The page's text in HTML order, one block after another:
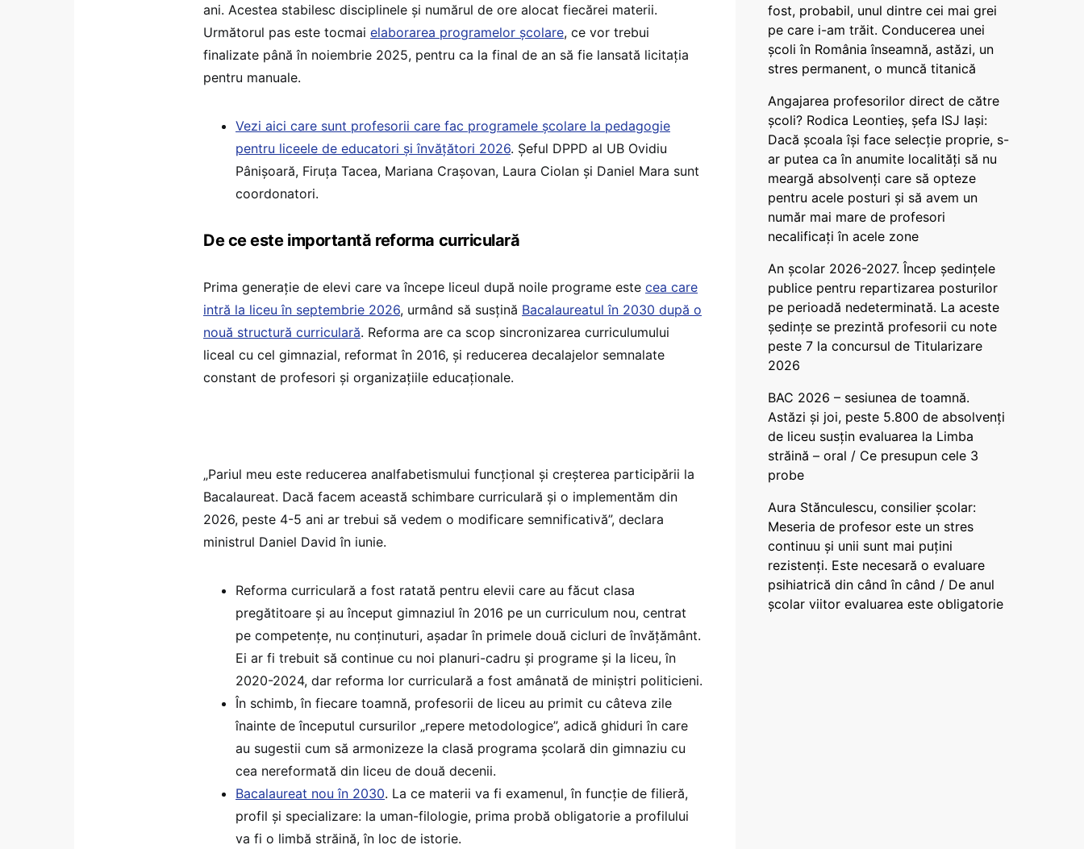
ani. Acestea stabilesc disciplinele și numărul de ore alocat fiecărei materii.
Următorul pas este tocmai elaborarea programelor școlare, ce vor trebui
finalizate până în noiembrie 2025, pentru ca la final de an să fie lansată licitația
pentru manuale.
Vezi aici care sunt profesorii care fac programele școlare la pedagogie
pentru liceele de educatori și învățători 2026. Șeful DPPD al UB Ovidiu
Pânișoară, Firuța Tacea, Mariana Crașovan, Laura Ciolan și Daniel Mara sunt
coordonatori.
De ce este importantă reforma curriculară
Prima generație de elevi care va începe liceul după noile programe este cea care
intră la liceu în septembrie 2026, urmând să susțină Bacalaureatul în 2030 după o
nouă structură curriculară. Reforma are ca scop sincronizarea curriculumului
liceal cu cel gimnazial, reformat în 2016, și reducerea decalajelor semnalate
constant de profesori și organizațiile educaționale.
„Pariul meu este reducerea analfabetismului funcțional și creșterea participării la
Bacalaureat. Dacă facem această schimbare curriculară și o implementăm din
2026, peste 4-5 ani ar trebui să vedem o modificare semnificativă”, declara
ministrul Daniel David în iunie.
Reforma curriculară a fost ratată pentru elevii care au făcut clasa
pregătitoare și au început gimnaziul în 2016 pe un curriculum nou, centrat
pe competențe, nu conținuturi, așadar în primele două cicluri de învățământ.
Ei ar fi trebuit să continue cu noi planuri-cadru și programe și la liceu, în
2020-2024, dar reforma lor curriculară a fost amânată de miniștri politicieni.
În schimb, în fiecare toamnă, profesorii de liceu au primit cu câteva zile
înainte de începutul cursurilor „repere metodologice”, adică ghiduri în care
au sugestii cum să armonizeze la clasă programa școlară din gimnaziu cu
cea nereformată din liceu de două decenii.
Bacalaureat nou în 2030. La ce materii va fi examenul, în funcție de filieră,
profil și specializare: la uman-filologie, prima probă obligatorie a profilului
va fi o limbă străină, în loc de istorie.
fost, probabil, unul dintre cei mai grei
pe care i-am trăit. Conducerea unei
școli în România înseamnă, astăzi, un
stres permanent, o muncă titanică
Angajarea profesorilor direct de către
școli? Rodica Leontieș, șefa ISJ Iași:
Dacă școala își face selecție proprie, s-
ar putea ca în anumite localități să nu
meargă absolvenți care să opteze
pentru acele posturi și să avem un
număr mai mare de profesori
necalificați în acele zone
An școlar 2026-2027. Încep ședințele
publice pentru repartizarea posturilor
pe perioadă nedeterminată. La aceste
ședințe se prezintă profesorii cu note
peste 7 la concursul de Titularizare
2026
BAC 2026 – sesiunea de toamnă.
Astăzi și joi, peste 5.800 de absolvenți
de liceu susțin evaluarea la Limba
străină – oral / Ce presupun cele 3
probe
Aura Stănculescu, consilier școlar:
Meseria de profesor este un stres
continuu și unii sunt mai puțini
rezistenți. Este necesară o evaluare
psihiatrică din când în când / De anul
școlar viitor evaluarea este obligatorie